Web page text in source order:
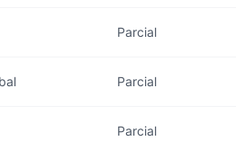
Parcial
Parcial
Parcial